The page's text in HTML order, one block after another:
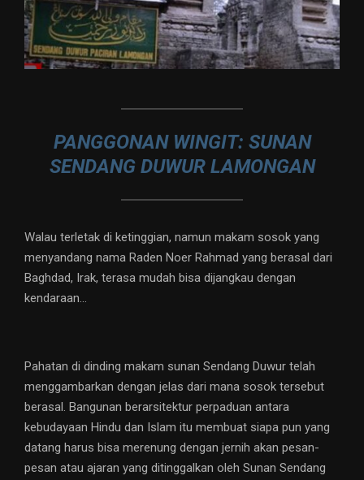
PANGGONAN WINGIT: SUNAN
SENDANG DUWUR LAMONGAN
Walau terletak di ketinggian, namun makam sosok yang
menyandang nama Raden Noer Rahmad yang berasal dari
Baghdad, Irak, terasa mudah bisa dijangkau dengan
kendaraan…
Pahatan di dinding makam sunan Sendang Duwur telah
menggambarkan dengan jelas dari mana sosok tersebut
berasal. Bangunan berarsitektur perpaduan antara
kebudayaan Hindu dan Islam itu membuat siapa pun yang
datang harus bisa merenung dengan jernih akan pesan-
pesan atau ajaran yang ditinggalkan oleh Sunan Sendang